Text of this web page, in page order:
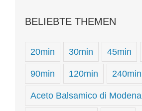
BELIEBTE THEMEN
20min 30min 45min
90min 120min 240min
Aceto Balsamico di Modena